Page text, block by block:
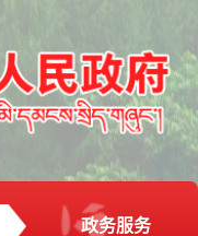
政务服务